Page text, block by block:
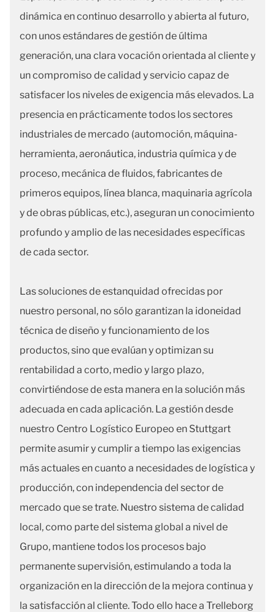
dinámica en continuo desarrollo y abierta al futuro,
con unos estándares de gestión de última
generación, una clara vocación orientada al cliente y
un compromiso de calidad y servicio capaz de
satisfacer los niveles de exigencia más elevados. La
presencia en prácticamente todos los sectores
industriales de mercado (automoción, máquina-
herramienta, aeronáutica, industria química y de
proceso, mecánica de fluidos, fabricantes de
primeros equipos, línea blanca, maquinaria agrícola
y de obras públicas, etc.), aseguran un conocimiento
profundo y amplio de las necesidades específicas
de cada sector.
Las soluciones de estanquidad ofrecidas por
nuestro personal, no sólo garantizan la idoneidad
técnica de diseño y funcionamiento de los
productos, sino que evalúan y optimizan su
rentabilidad a corto, medio y largo plazo,
convirtiéndose de esta manera en la solución más
adecuada en cada aplicación. La gestión desde
nuestro Centro Logístico Europeo en Stuttgart
permite asumir y cumplir a tiempo las exigencias
más actuales en cuanto a necesidades de logística y
producción, con independencia del sector de
mercado que se trate. Nuestro sistema de calidad
local, como parte del sistema global a nivel de
Grupo, mantiene todos los procesos bajo
permanente supervisión, estimulando a toda la
organización en la dirección de la mejora continua y
la satisfacción al cliente. Todo ello hace a Trelleborg